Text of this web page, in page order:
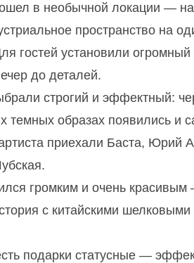
в необычной локации —
пространство на
гостей установили
до деталей.
строгий и эффектный:
темных образах появились и
приехали Баста, Юрий
.
громким и очень
с китайскими
подарки статусные —